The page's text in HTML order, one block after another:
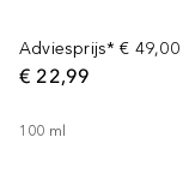
Adviesprijs* € 49,00
€ 22,99
100 ml